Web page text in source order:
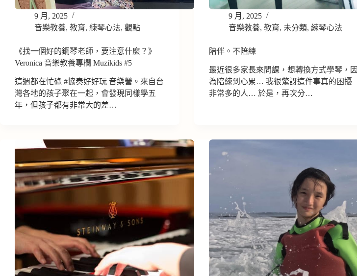
9 月, 2025
音樂教養, 教育, 練琴心法, 觀點
《找一個好的鋼琴老師，要注意什麼？》
Veronica 音樂教養專欄 Muzikids #5
這週都在忙碌 #協奏好好玩 音樂營。來自台
灣各地的孩子聚在一起，會發現同樣學五
年，但孩子都有非常大的差…
9 月, 2025
音樂教養,教育, 未分類,練琴心法
陪伴。不陪練
最近很多家長來問課，想轉換方式學琴，因
為陪練到心累… 我很驚訝這件事真的困擾
非常多的人… 於是，再次分…